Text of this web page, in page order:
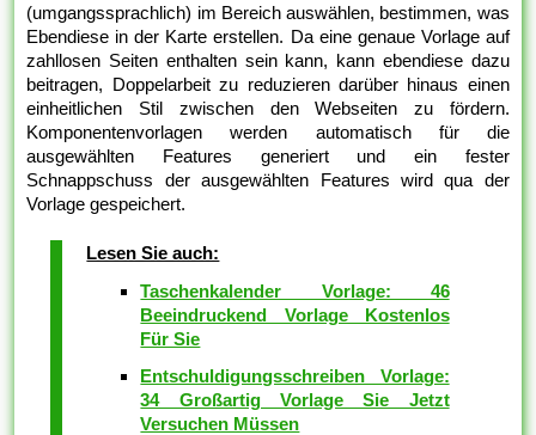
(umgangssprachlich) im Bereich auswählen, bestimmen, was
Ebendiese in der Karte erstellen. Da eine genaue Vorlage auf
zahllosen Seiten enthalten sein kann, kann ebendiese dazu
beitragen, Doppelarbeit zu reduzieren darüber hinaus einen
einheitlichen Stil zwischen den Webseiten zu fördern.
Komponentenvorlagen werden automatisch für die
ausgewählten Features generiert und ein fester
Schnappschuss der ausgewählten Features wird qua der
Vorlage gespeichert.
Lesen Sie auch:
Taschenkalender Vorlage: 46
Beeindruckend Vorlage Kostenlos
Für Sie
Entschuldigungsschreiben Vorlage:
34 Großartig Vorlage Sie Jetzt
Versuchen Müssen